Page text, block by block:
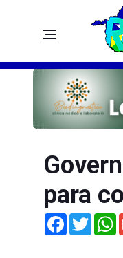
para
Facebook
Twitter